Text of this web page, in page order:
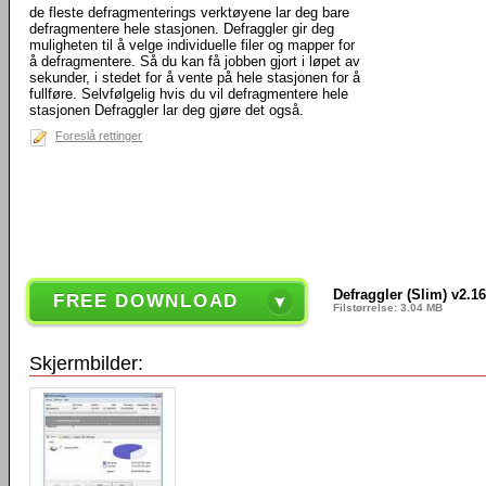
de fleste defragmenterings verktøyene lar deg bare
defragmentere hele stasjonen. Defraggler gir deg
muligheten til å velge individuelle filer og mapper for
å defragmentere. Så du kan få jobben gjort i løpet av
sekunder, i stedet for å vente på hele stasjonen for å
fullføre. Selvfølgelig hvis du vil defragmentere hele
stasjonen Defraggler lar deg gjøre det også.
Foreslå rettinger
FREE DOWNLOAD Defraggler (Slim)
Filstørrelse: 3.04 MB
Skjermbilder: